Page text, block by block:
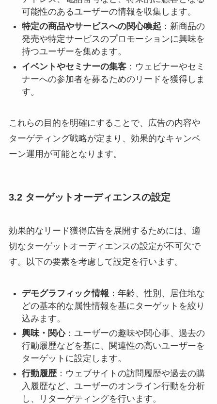
可能性のあるユーザーの情報を収集します。​
特定の商品やサービスへの関心喚起 ：​新商品の
発売や特定サービスのプロモーションに興味を
持つユーザーを集めます。​
イベントやセミナーの集客：​ウェビナーやセミ
ナーへの参加者を募るためのリードを獲得しま
す。​
これらの目的を明確にすることで、広告の内容や
ターゲティング戦略が定まり、効果的なキャンペ
ーン運用が可能となります。​
3.2 ターゲットオーディエンスの設定
効果的なリード獲得広告を展開するためには、適
切なターゲットオーディエンスの設定が不可欠で
す。以下の要素を考慮して設定を行います。
デモグラフィック情報 ：​年齢、性別、居住地な
どの基本的な属性情報を基にターゲットを絞り
込みます。​
興味・関心：​ユーザーの趣味や関心事、過去の
行動履歴などを基に、関連性の高いユーザーを
ターゲットに設定します。​
行動履歴：​ウェブサイトの訪問履歴や過去の購
入履歴など、ユーザーのオンライン行動を分析
し、リターゲティングを行います。​